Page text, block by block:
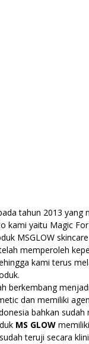
tahun 2013 yang
kami yaitu Magic
MSGLOW
memperoleh
kami terus
berkembang
dan memiliki
bahkan sudah
MS GLOW
teruji secara